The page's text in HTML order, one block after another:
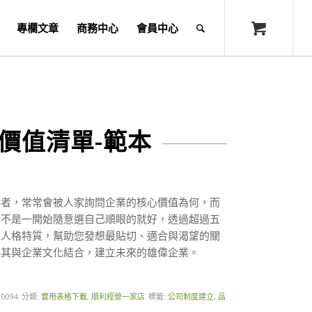
專欄文章 商務中心 會員中心
值清單-範本
，常常會被人家詢問企業的核心價值為何，而
是一開始隨意選自己順眼的就好，透過超過五
格特質，幫助您發想最貼切、適合與渴望的關
與企業文化結合，建立未來的雄偉企業。
分類: 實用表格下載, 順利經營一家店 標籤: 公司制度建立, 品